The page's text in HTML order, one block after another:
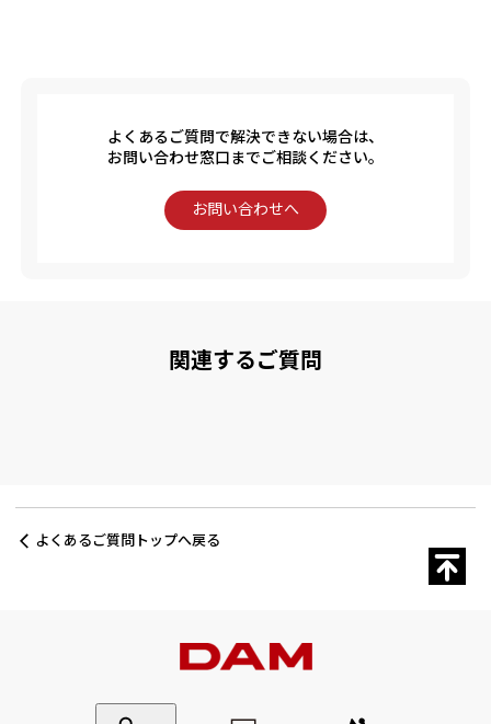
よくあるご質問トップへ戻る
よくあるご質問で解決できない場合は、
お問い合わせ窓口までご相談ください。
お問い合わせへ
関連するご質問